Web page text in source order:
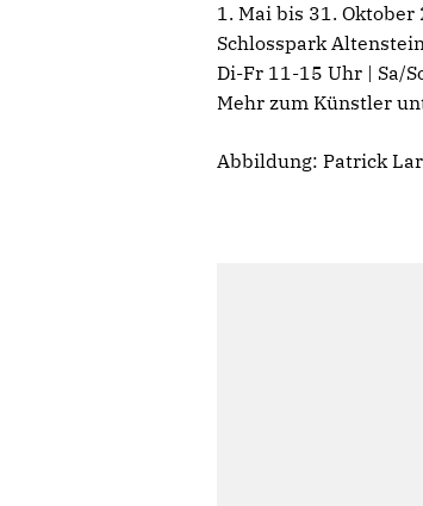
1. Mai bis 31. Oktober
Schlosspark
Di-Fr 11-15 Uhr | Sa/
Mehr zum Künstler
Abbildung: Patrick